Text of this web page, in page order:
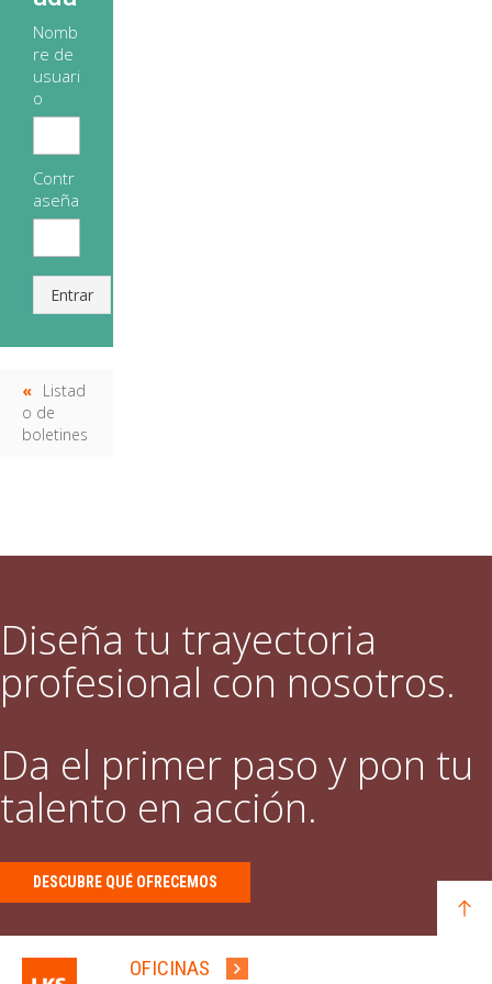
Nomb
re de
usuari
o
Contr
aseña
Entrar
Listad
o de
boletines
Diseña tu trayectoria
profesional con nosotros.
Da el primer paso y pon tu
talento en acción.
DESCUBRE QUÉ OFRECEMOS
OFICINAS